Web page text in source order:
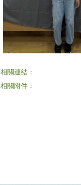
相關連結：
相關附件：